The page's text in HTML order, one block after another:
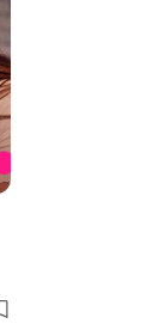
rápido,
da nossa